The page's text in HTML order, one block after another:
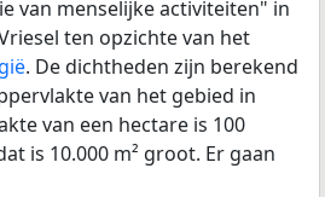
van menselijke activiteiten" in
ten opzichte van het
. De dichtheden zijn berekend
van het gebied in
van een hectare is 100
is 10.000 m² groot. Er gaan